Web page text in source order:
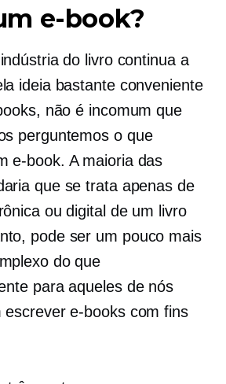
e-book?
do livro continua a
ideia bastante conveniente
não é incomum que
perguntemos o que
e-book. A maioria das
que se trata apenas de
ou digital de um livro
pode ser um pouco mais
do que
para aqueles de nós
escrever e-books com fins